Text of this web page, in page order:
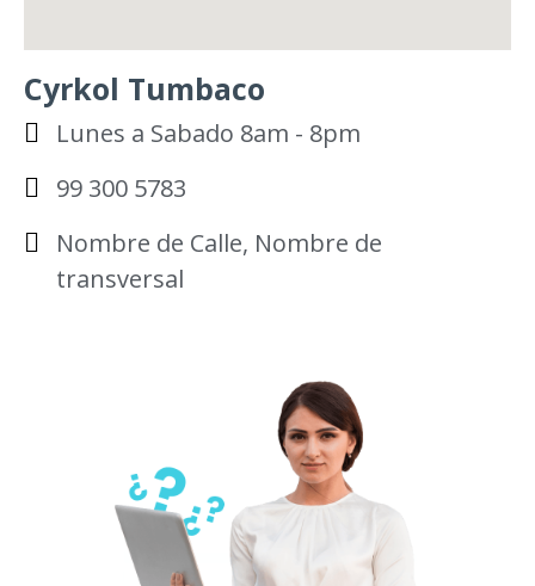
Cyrkol Tumbaco
Lunes a Sabado 8am - 8pm
99 300 5783
Nombre de Calle, Nombre de
transversal